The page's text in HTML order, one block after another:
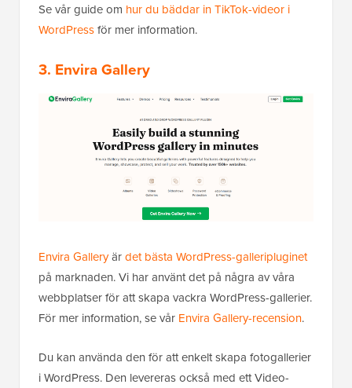
Se vår guide om hur du bäddar in TikTok-videor i
WordPressför mer information.
3. Envira Gallery
Envira Galleryärdet bästa WordPress-galleripluginet
på marknaden. Vi har använt det på några av våra
webbplatser för att skapa vackra WordPress-gallerier.
För mer information, se vår Envira Gallery-recension.
Du kan använda den för att enkelt skapa fotogallerier
i WordPress. Den levereras också med ett Video-